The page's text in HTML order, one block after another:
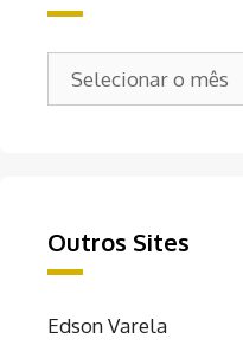
Outros Sites
Edson Varela